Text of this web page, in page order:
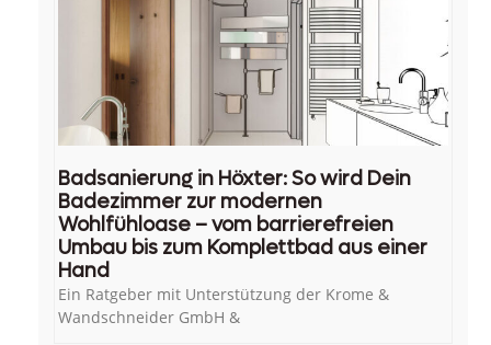
Badsanierung in Höxter: So wird Dein
Badezimmer zur modernen
Wohlfühloase – vom barrierefreien
Umbau bis zum Komplettbad aus einer
Hand
Ein Ratgeber mit Unterstützung der Krome &
Wandschneider GmbH &